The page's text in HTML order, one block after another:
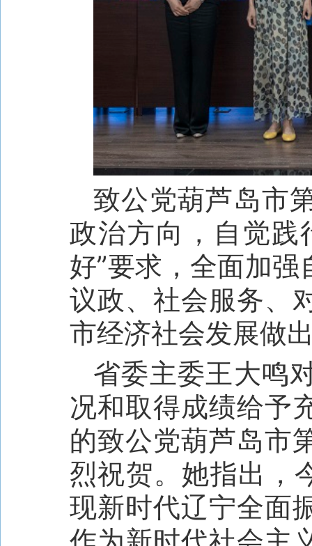
致公党葫芦岛市
政治方向，自觉践
好”要求，全面加
议政、社会服务、
市经济社会发展做
省委主委王大鸣
况和取得成绩给予
的致公党葫芦岛市
烈祝贺。她指出，
现新时代辽宁全面